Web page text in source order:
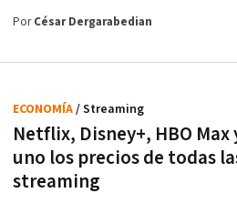
PorCésar Dergarabedian
Netflix, Disney+, HBO
uno los precios de todas
streaming
ECONOMÍA/ Streaming